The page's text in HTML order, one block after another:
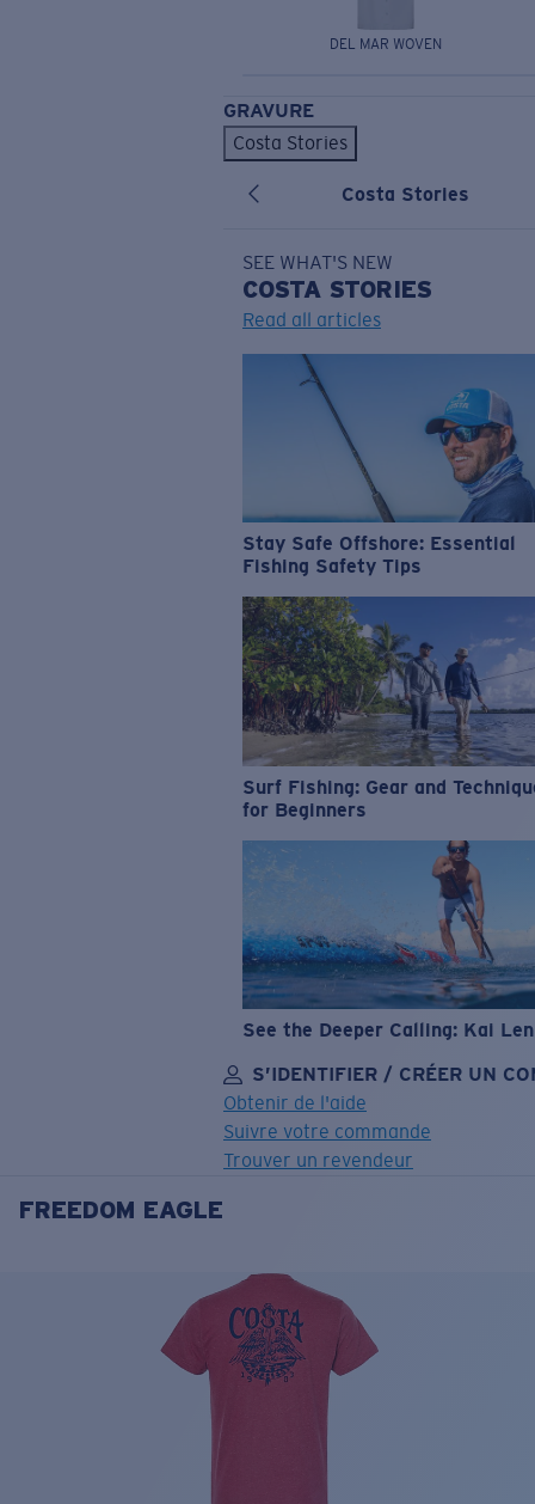
DEL MAR WOVEN
GRAVURE
Costa Stories
Costa Stories
SEE WHAT'S NEW
COSTA STORIES
Read all articles
Stay Safe Offshore: Essential
Fishing Safety Tips
Surf Fishing: Gear and
for Beginners
See the Deeper Calling: Kai
S’IDENTIFIER / CRÉER UN
Obtenir de l'aide
Suivre votre commande
Trouver un revendeur
OBJECTIF MIS À JOUR
Prix :
Quantité:
FREEDOM EAGLE